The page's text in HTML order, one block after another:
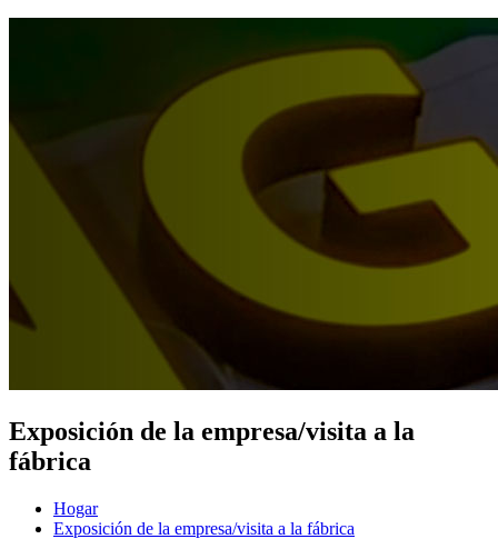
Exposición de la empresa/visita a la
fábrica
Hogar
Exposición de la empresa/visita a la fábrica